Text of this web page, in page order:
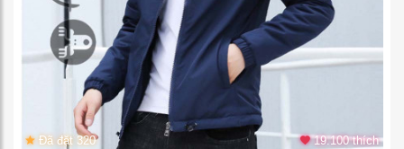
Đã đặt 320 19.100 thích